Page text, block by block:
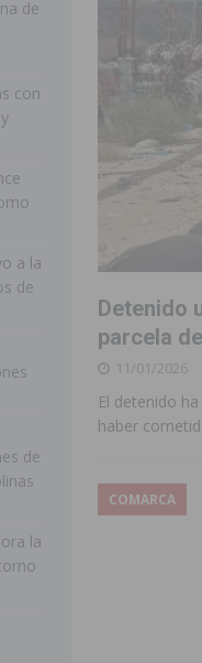
destina 1,2 millones
Nacional desarticula un
impulsa el empleo con la
de Bonanza alerta del riesgo
impulsa el
ya se prepara para dar
se viste de gala para la
da el pistoletazo de salida a
un incendio en la cocina de
da comienzo a sus fiestas
2026 cierra con un balance
Detenido
parcela
11/01/2026
El detenido
haber
COMARCA
de
con
a la
de
de
la